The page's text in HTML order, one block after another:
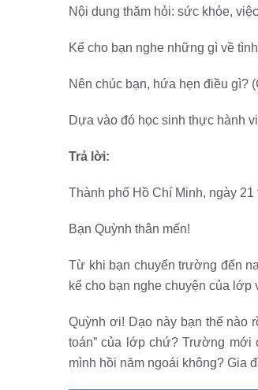
Nội dung thăm hỏi: sức khỏe,
Kể cho bạn nghe những gì về
Nên chúc bạn, hứa hẹn điều gì?
Dựa vào đó học sinh thực hành
Trả lời:
Thành phố Hồ Chí Minh, ngày 21
Bạn Quỳnh thân mến!
Từ khi bạn chuyển trường đến
kể cho bạn nghe chuyện của lớp
Quỳnh ơi! Dạo này bạn thế nào
toán” của lớp chứ? Trường mới
mình hồi năm ngoái không? Gia